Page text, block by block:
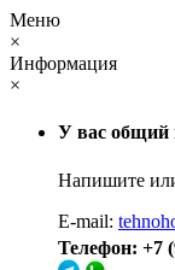
Меню
×
Информация
×
У вас общий
Напишите
E-mail:
Телефон: +7